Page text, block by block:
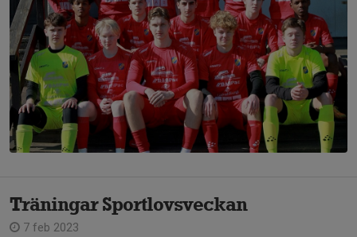
Träningar Sportlovsveckan
7 feb 2023